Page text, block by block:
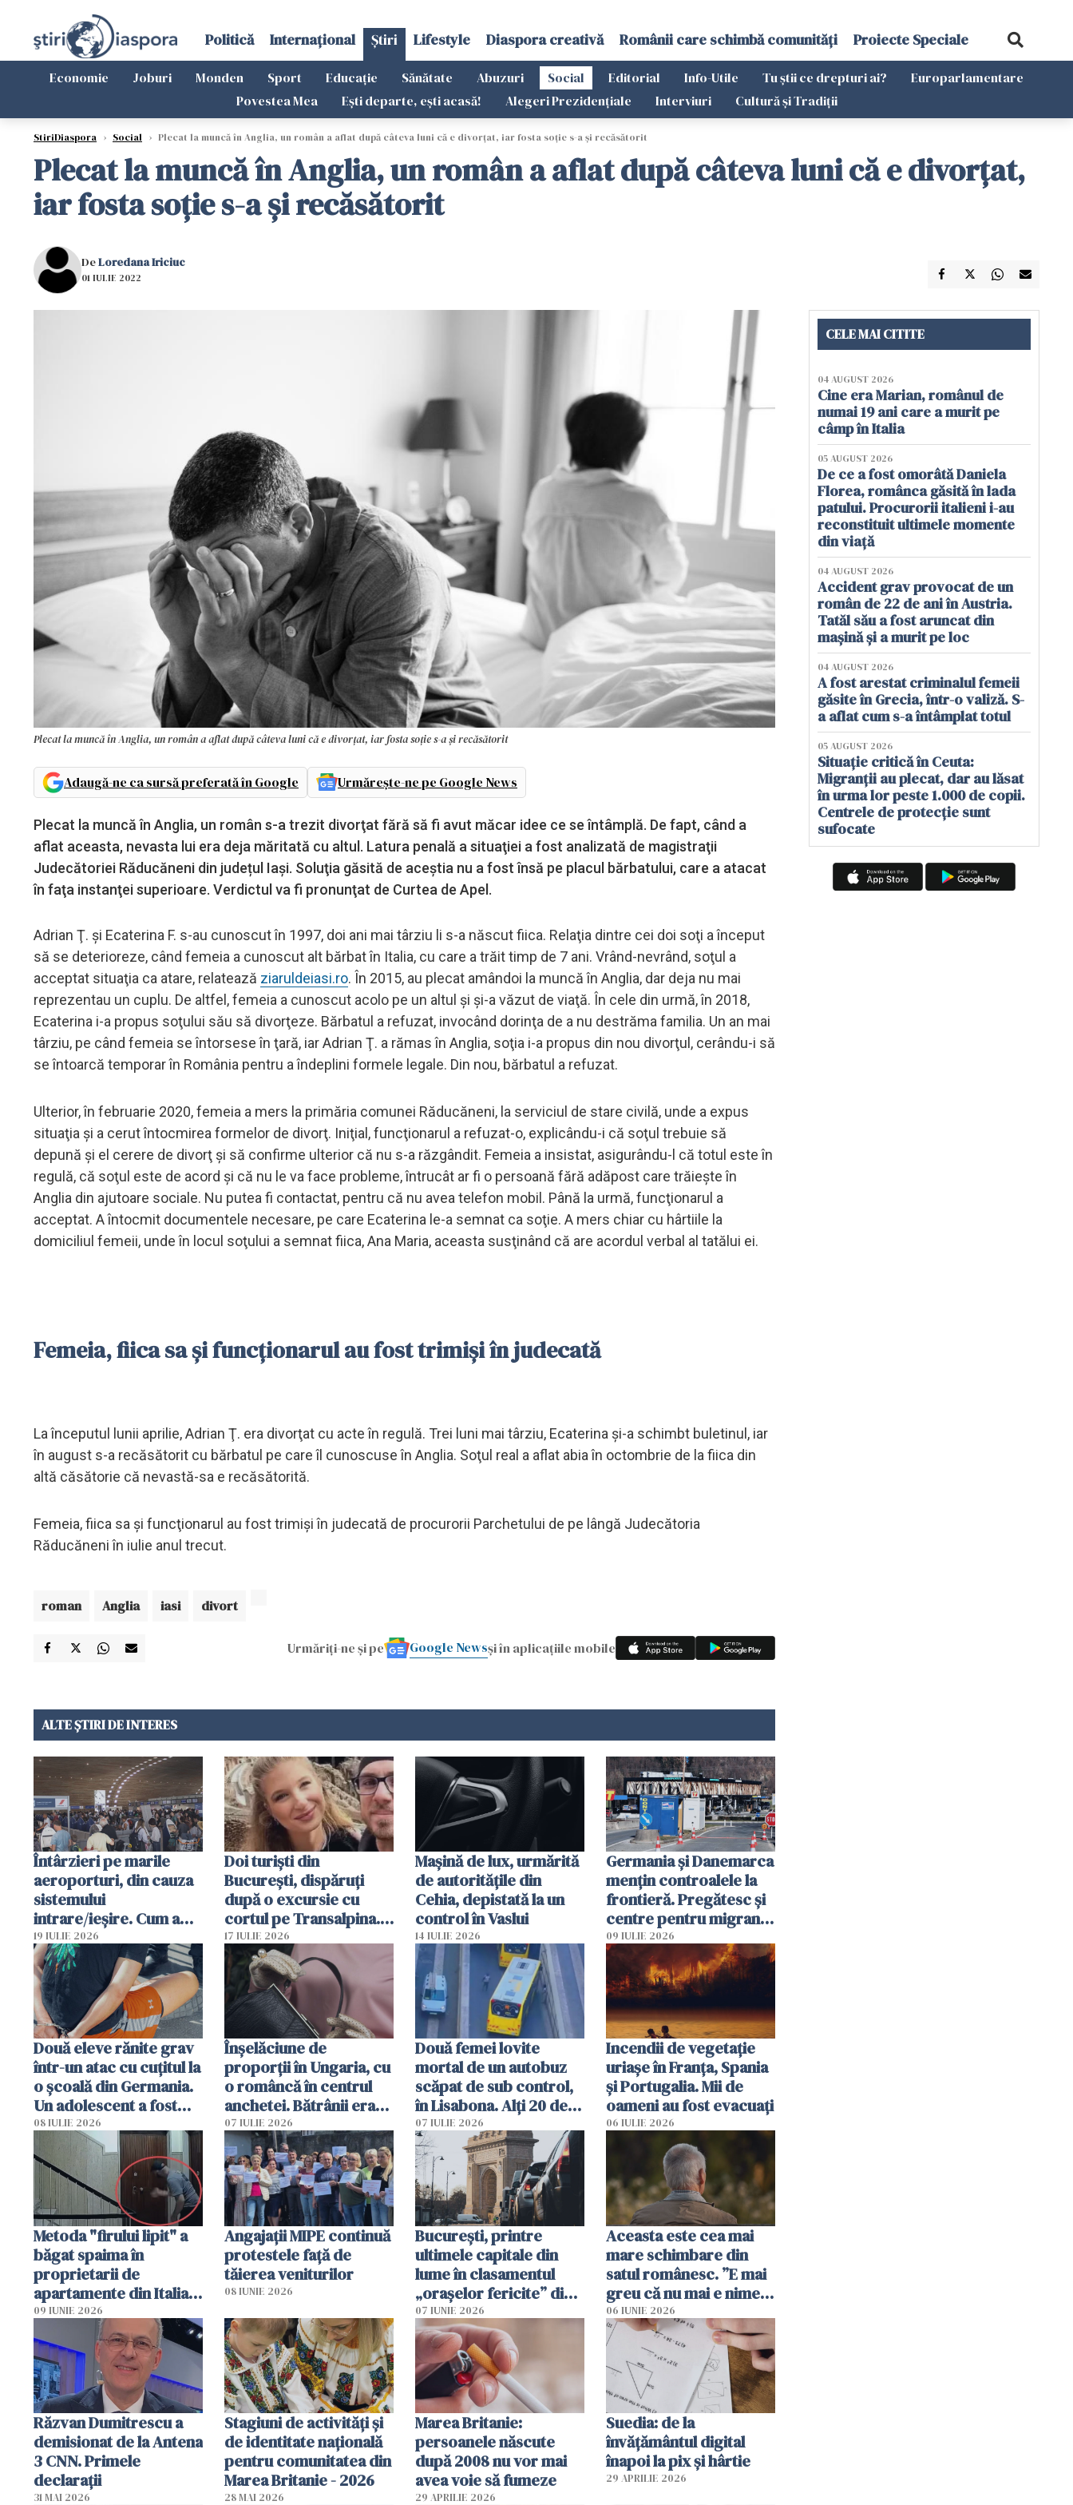
Politică Internațional Știri Lifestyle Diaspora creativă Românii care schimbă comunități Proiecte Speciale
Economie Joburi Monden Sport Educație Sănătate Abuzuri Social Editorial Info-Utile Tu știi ce drepturi ai?
Europarlamentare
Povestea Mea
Ești departe, ești acasă! Alegeri Prezidențiale Interviuri Cultură și Tradiții
StiriDiaspora › Social › Plecat la muncă în Anglia, un român a aflat după câteva luni că e divorțat, iar fosta soție s-a și recăsătorit
Plecat la muncă în Anglia, un român a aflat după câteva luni că e divorțat,
iar fosta soție s-a și recăsătorit
DeLoredana Iriciuc
01 IULIE 2022
Plecat la muncă în Anglia, un român a aflat după câteva luni că e divorțat, iar fosta soție s-a și recăsătorit
Adaugă-ne ca sursă preferată în Google Urmărește-ne pe Google News
Plecat la muncă în Anglia, un român s-a trezit divorţat fără să fi avut măcar idee ce se întâmplă. De fapt, când a
aflat aceasta, nevasta lui era deja măritată cu altul. Latura penală a situaţiei a fost analizată de magistraţii
Judecătoriei Răducăneni din județul Iași. Soluţia găsită de aceştia nu a fost însă pe placul bărbatului, care a atacat
în faţa instanţei superioare. Verdictul va fi pronunţat de Curtea de Apel.
Adrian Ţ. şi Ecaterina F. s-au cunoscut în 1997, doi ani mai târziu li s-a născut fiica. Relaţia dintre cei doi soţi a început
să se deterioreze, când femeia a cunoscut alt bărbat în Italia, cu care a trăit timp de 7 ani. Vrând-nevrând, soţul a
acceptat situaţia ca atare, relatează ziaruldeiasi.ro. În 2015, au plecat amândoi la muncă în Anglia, dar deja nu mai
reprezentau un cuplu. De altfel, femeia a cunoscut acolo pe un altul şi şi-a văzut de viaţă. În cele din urmă, în 2018,
Ecaterina i-a propus soţului său să divorţeze. Bărbatul a refuzat, invocând dorinţa de a nu destrăma familia. Un an mai
târziu, pe când femeia se întorsese în ţară, iar Adrian Ţ. a rămas în Anglia, soţia i-a propus din nou divorţul, cerându-i să
se întoarcă temporar în România pentru a îndeplini formele legale. Din nou, bărbatul a refuzat.
Ulterior, în februarie 2020, femeia a mers la primăria comunei Răducăneni, la serviciul de stare civilă, unde a expus
situaţia şi a cerut întocmirea formelor de divorţ. Iniţial, funcţionarul a refuzat-o, explicându-i că soţul trebuie să
depună şi el cerere de divorţ şi să confirme ulterior că nu s-a răzgândit. Femeia a insistat, asigurându-l că totul este în
regulă, că soţul este de acord şi că nu le va face probleme, întrucât ar fi o persoană fără adăpost care trăieşte în
Anglia din ajutoare sociale. Nu putea fi contactat, pentru că nu avea telefon mobil. Până la urmă, funcţionarul a
acceptat. A întocmit documentele necesare, pe care Ecaterina le-a semnat ca soţie. A mers chiar cu hârtiile la
domiciliul femeii, unde în locul soţului a semnat fiica, Ana Maria, aceasta susţinând că are acordul verbal al tatălui ei.
Femeia, fiica sa şi funcţionarul au fost trimişi în judecată
La începutul lunii aprilie, Adrian Ţ. era divorţat cu acte în regulă. Trei luni mai târziu, Ecaterina şi-a schimbt buletinul, iar
în august s-a recăsătorit cu bărbatul pe care îl cunoscuse în Anglia. Soţul real a aflat abia în octombrie de la fiica din
altă căsătorie că nevastă-sa e recăsătorită.
Femeia, fiica sa şi funcţionarul au fost trimişi în judecată de procurorii Parchetului de pe lângă Judecătoria
Răducăneni în iulie anul trecut.
roman Anglia iasi divort
Urmăriți-ne și pe Google Newsși în aplicațiile mobile
ALTE ȘTIRI DE INTERES
Întârzieri pe marile
aeroporturi, din cauza
sistemului
intrare/ieșire. Cum a
ajuns o femeie să fie
arestată în Cluj-Napoca
19 IULIE 2026
Doi turiști din
București, dispăruți
după o excursie cu
cortul pe Transalpina.
Poliția și familia îi caută
17 IULIE 2026
Mașină de lux, urmărită
de autoritățile din
Cehia, depistată la un
control în Vaslui
14 IULIE 2026
Germania și Danemarca
mențin controalele la
frontieră. Pregătesc și
centre pentru migranții
respinși din UE
09 IULIE 2026
Două eleve rănite grav
într-un atac cu cuțitul la
o școală din Germania.
Un adolescent a fost
arestat
08 IULIE 2026
Înșelăciune de
proporții în Ungaria, cu
o româncă în centrul
anchetei. Bătrânii erau
puși să lase la poartă
genți cu aur și bani
07 IULIE 2026
Două femei lovite
mortal de un autobuz
scăpat de sub control,
în Lisabona. Alți 20 de
oameni sunt răniți
07 IULIE 2026
Incendii de vegetație
uriașe în Franța, Spania
și Portugalia. Mii de
oameni au fost evacuați
06 IULIE 2026
Metoda "firului lipit" a
băgat spaima în
proprietarii de
apartamente din Italia.
Poliția, sesizată
09 IUNIE 2026
Angajaţii MIPE continuă
protestele faţă de
tăierea veniturilor
08 IUNIE 2026
București, printre
ultimele capitale din
lume în clasamentul
„orașelor fericite” din
2026
07 IUNIE 2026
Aceasta este cea mai
mare schimbare din
satul românesc. ”E mai
greu că nu mai e nimeni
pe-aici, prin jur”
06 IUNIE 2026
Răzvan Dumitrescu a
demisionat de la Antena
3 CNN. Primele
declarații
31 MAI 2026
Stagiuni de activități și
de identitate națională
pentru comunitatea din
Marea Britanie - 2026
28 MAI 2026
Marea Britanie:
persoanele născute
după 2008 nu vor mai
avea voie să fumeze
29 APRILIE 2026
Suedia: de la
învățământul digital
înapoi la pix și hârtie
29 APRILIE 2026
CELE MAI CITITE
04 AUGUST 2026
Cine era Marian, românul de
numai 19 ani care a murit pe
câmp în Italia
05 AUGUST 2026
De ce a fost omorâtă Daniela
Florea, românca găsită în lada
patului. Procurorii italieni i-au
reconstituit ultimele momente
din viață
04 AUGUST 2026
Accident grav provocat de un
român de 22 de ani în Austria.
Tatăl său a fost aruncat din
mașină și a murit pe loc
04 AUGUST 2026
A fost arestat criminalul femeii
găsite în Grecia, într-o valiză. S-
a aflat cum s-a întâmplat totul
05 AUGUST 2026
Situație critică în Ceuta:
Migranții au plecat, dar au lăsat
în urma lor peste 1.000 de copii.
Centrele de protecție sunt
sufocate